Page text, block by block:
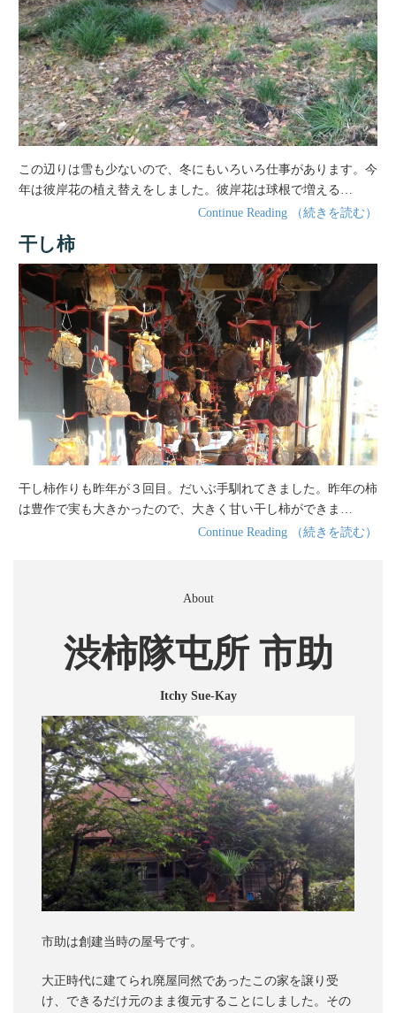
この辺りは雪も少ないので、冬にもいろいろ仕事があります。今
年は彼岸花の植え替えをしました。彼岸花は球根で増える…
Continue Reading （続きを読む）
干し柿
干し柿作りも昨年が３回目。だいぶ手馴れてきました。昨年の柿
は豊作で実も大きかったので、大きく甘い干し柿ができま…
Continue Reading （続きを読む）
About
渋柿隊屯所 市助
Itchy Sue-Kay
市助は創建当時の屋号です。
大正時代に建てられ廃屋同然であったこの家を譲り受
け、できるだけ元のまま復元することにしました。その